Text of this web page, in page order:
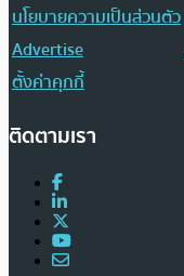
นโยบายความเป็นส่วนตัว
Advertise
ตั้งค่าคุกกี้
ติดตามเรา